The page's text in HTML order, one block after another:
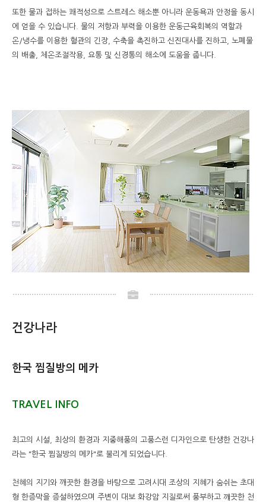
또한 물과 접하는 쾌적성으로 스트레스 해소뿐 아니라 운동욕과 안정을 동시
에 얻을 수 있습니다. 물의 저항과 부력을 이용한 운동근육회복의 역할과
온/냉수를 이용한 혈관의 긴장, 수축을 촉진하고 신진대사를 진하고, 노폐물
의 배출, 체온조절작용, 요통 및 신경통의 해소에 도움을 줍니다.
건강나라
한국 찜질방의 메카
TRAVEL INFO
최고의 시설, 최상의 환경과 지중해풍의 고풍스런 디자인으로 탄생한 건강나
라는 "한국 찜질방의 메카"로 불리게 되었습니다.
천혜의 지기와 깨끗한 환경을 바탕으로 고려시대 조상의 지혜가 숨쉬는 초대
형 한증막을 증설하였으며 주변이 대보 화강암 지질로써 풍부하고 꺠끗한 천